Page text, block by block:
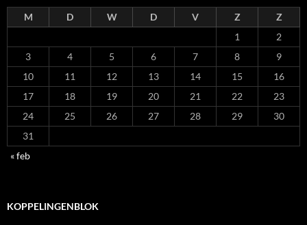
M D W D V Z
Z
1
2
3
4 5 6 7 8
9
10
11 12 13 14 15
16
17
18 19 20 21 22
23
24
25 26 27 28 29
30
31
« feb
KOPPELINGENBLOK